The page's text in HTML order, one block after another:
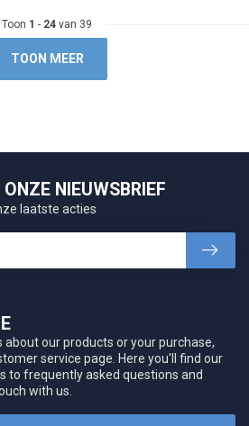
Toon 1 - 24 van 39
TOON MEER
about our products or your purchase,
service page. Here you'll find our
to frequently asked questions and
with us.
NIEUWSBRIEF
laatste acties